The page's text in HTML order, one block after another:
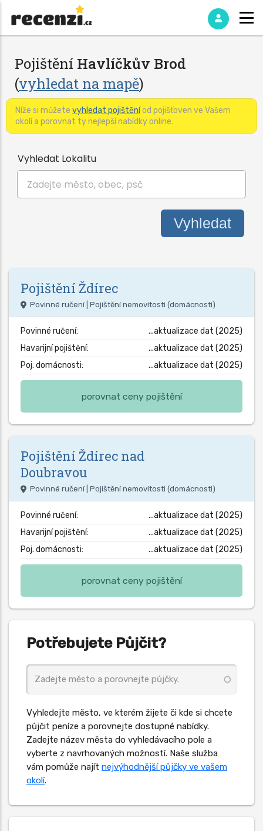
Pojištění Havlíčkův Brod
(vyhledat na mapě)
Níže si můžete vyhledat pojištěníod pojišťoven ve Vašem
okolí a porovnat ty nejlepší nabídky online.
Vyhledat Lokalitu
Pojištění Ždírec
Povinné ručení | Pojištění nemovitosti (domácnosti)
Povinné ručení:
...aktualizace dat (2025)
Havarijní pojištění:
...aktualizace dat (2025)
Poj. domácnosti:
...aktualizace dat (2025)
porovnat ceny pojištění
Pojištění Ždírec nad
Doubravou
Povinné ručení | Pojištění nemovitosti (domácnosti)
Povinné ručení:
...aktualizace dat (2025)
Havarijní pojištění:
...aktualizace dat (2025)
Poj. domácnosti:
...aktualizace dat (2025)
porovnat ceny pojištění
Potřebujete Půjčit?
Vyhledejte město, ve kterém žijete či kde si chcete
půjčit peníze a porovnejte dostupné nabídky.
Zadejte název města do vyhledávacího pole a
vyberte z navrhovaných možností. Naše služba
vám pomůže najít nejvýhodnější půjčky ve vašem
okolí.